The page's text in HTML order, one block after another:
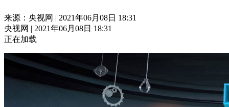
视频 小央视频
现场 前线 比划 快看 蓝海中国 新兵请入列
直播 竞猜 2026年世界杯
CCTV奥林匹克频道 生活体育大会 体育江湖
来源：央视网 | 2021年06月08日 18:31
央视网 | 2021年06月08日 18:31
正在加载